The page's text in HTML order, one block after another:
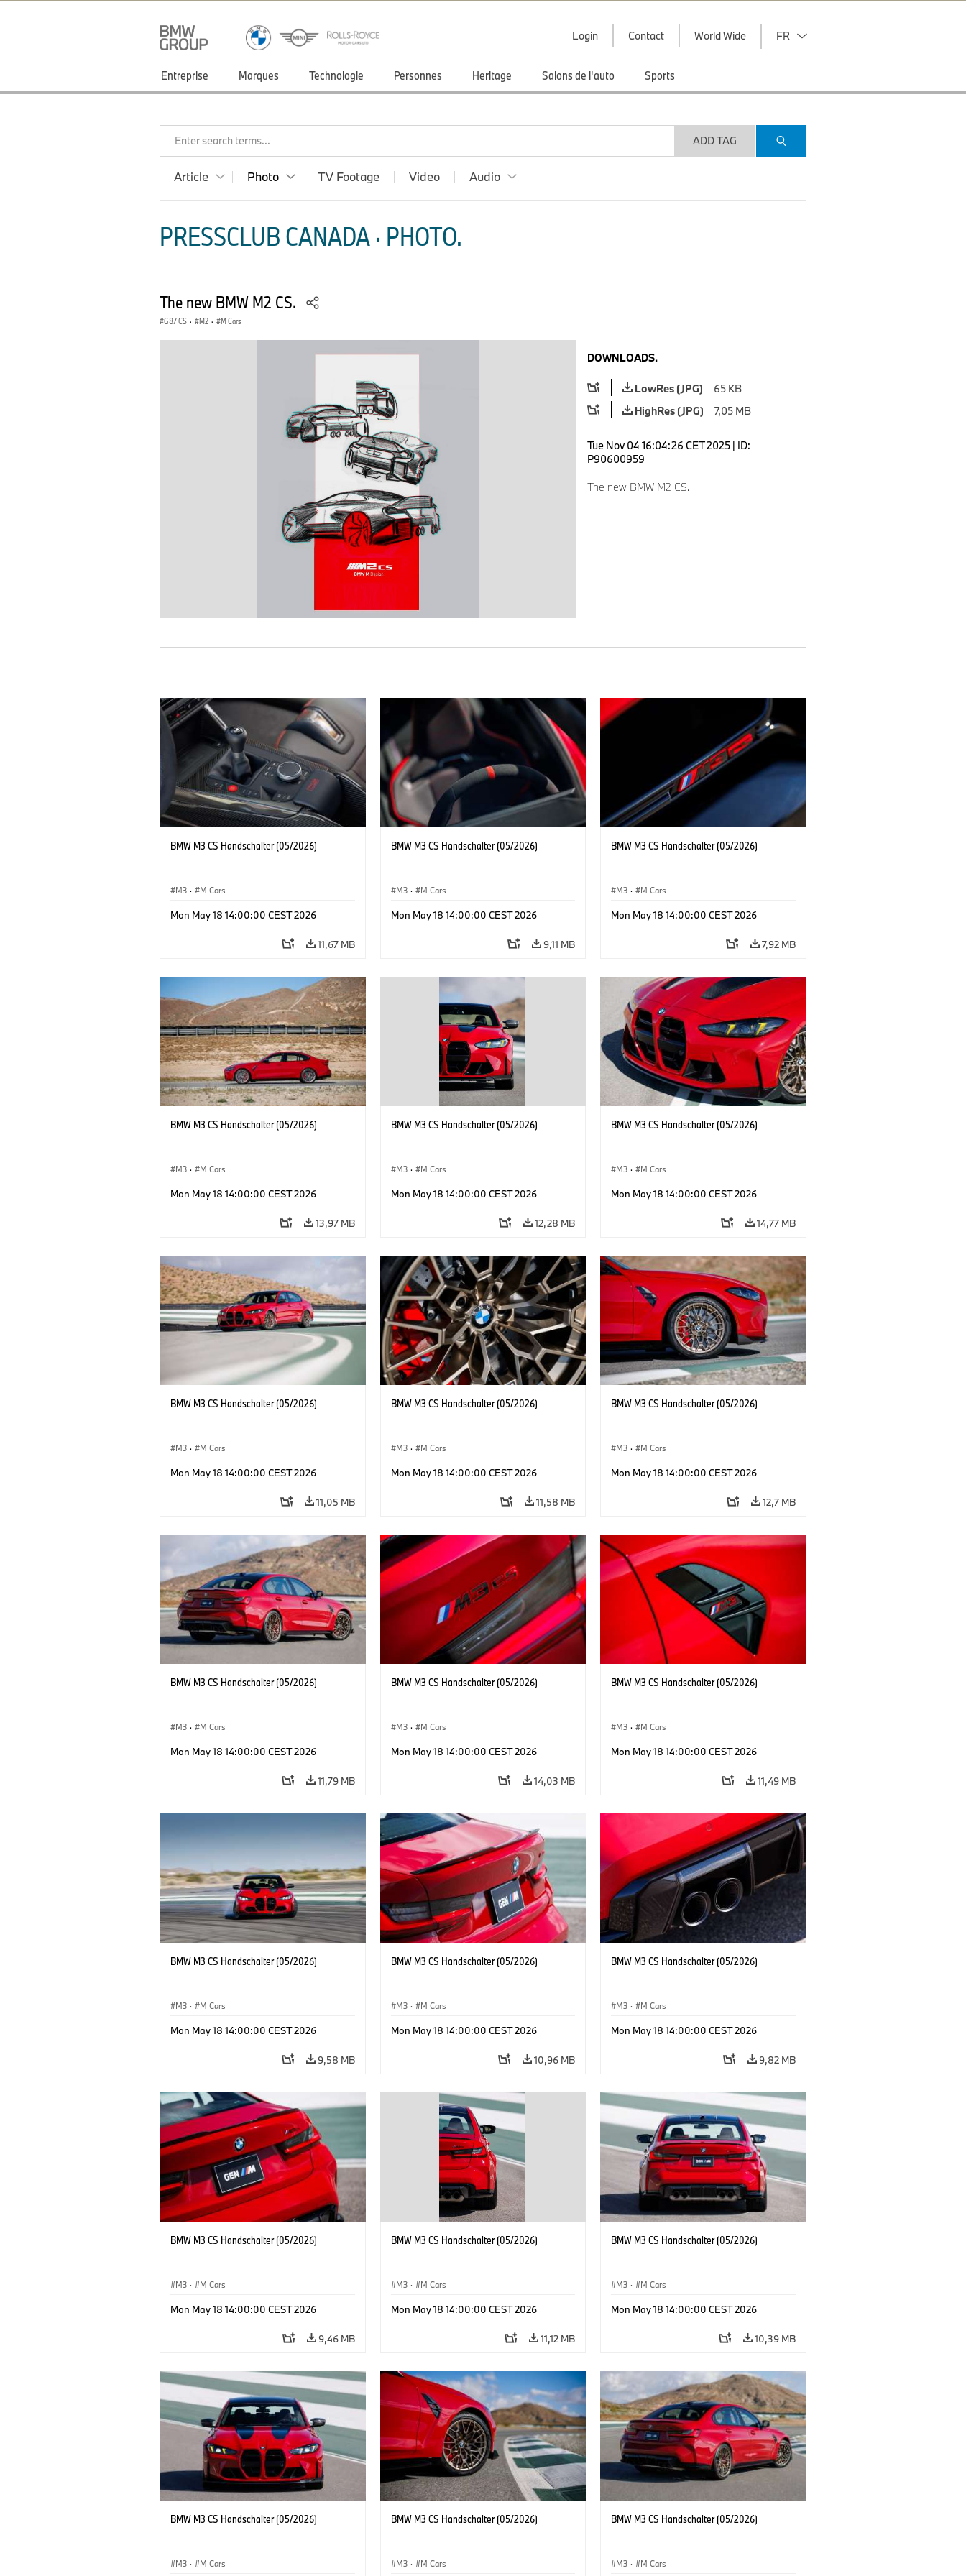
Login Contact World Wide FR
Entreprise Marques Technologie Personnes Heritage Salons de l'auto Sports
Enter search terms... ADD TAG
Article Photo TV Footage Video Audio
PRESSCLUB CANADA · PHOTO.
The new BMW M2 CS.
G87 CS · M2 · M Cars
DOWNLOADS.
LowRes (JPG)
65 KB
HighRes (JPG)
7,05 MB
Tue Nov 04 16:04:26 CET 2025 | ID:
P90600959
The new BMW M2 CS.
BMW M3 CS Handschalter (05/2026)
M3 · M Cars
Mon May 18 14:00:00 CEST 2026
11,67 MB
BMW M3 CS Handschalter (05/2026)
M3 · M Cars
Mon May 18 14:00:00 CEST 2026
9,11 MB
BMW M3 CS Handschalter (05/2026)
M3 · M Cars
Mon May 18 14:00:00 CEST 2026
7,92 MB
BMW M3 CS Handschalter (05/2026)
M3 · M Cars
Mon May 18 14:00:00 CEST 2026
13,97 MB
BMW M3 CS Handschalter (05/2026)
M3 · M Cars
Mon May 18 14:00:00 CEST 2026
12,28 MB
BMW M3 CS Handschalter (05/2026)
M3 · M Cars
Mon May 18 14:00:00 CEST 2026
14,77 MB
BMW M3 CS Handschalter (05/2026)
M3 · M Cars
Mon May 18 14:00:00 CEST 2026
11,05 MB
BMW M3 CS Handschalter (05/2026)
M3 · M Cars
Mon May 18 14:00:00 CEST 2026
11,58 MB
BMW M3 CS Handschalter (05/2026)
M3 · M Cars
Mon May 18 14:00:00 CEST 2026
12,7 MB
BMW M3 CS Handschalter (05/2026)
M3 · M Cars
Mon May 18 14:00:00 CEST 2026
11,79 MB
BMW M3 CS Handschalter (05/2026)
M3 · M Cars
Mon May 18 14:00:00 CEST 2026
14,03 MB
BMW M3 CS Handschalter (05/2026)
M3 · M Cars
Mon May 18 14:00:00 CEST 2026
11,49 MB
BMW M3 CS Handschalter (05/2026)
M3 · M Cars
Mon May 18 14:00:00 CEST 2026
9,58 MB
BMW M3 CS Handschalter (05/2026)
M3 · M Cars
Mon May 18 14:00:00 CEST 2026
10,96 MB
BMW M3 CS Handschalter (05/2026)
M3 · M Cars
Mon May 18 14:00:00 CEST 2026
9,82 MB
BMW M3 CS Handschalter (05/2026)
M3 · M Cars
Mon May 18 14:00:00 CEST 2026
9,46 MB
BMW M3 CS Handschalter (05/2026)
M3 · M Cars
Mon May 18 14:00:00 CEST 2026
11,12 MB
BMW M3 CS Handschalter (05/2026)
M3 · M Cars
Mon May 18 14:00:00 CEST 2026
10,39 MB
BMW M3 CS Handschalter (05/2026)
M3 · M Cars
BMW M3 CS Handschalter (05/2026)
M3 · M Cars
BMW M3 CS Handschalter (05/2026)
M3 · M Cars